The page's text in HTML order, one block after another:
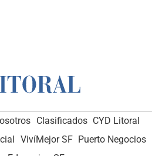
Clasificados CYD Litoral
VivíMejor SF Puerto Negocios